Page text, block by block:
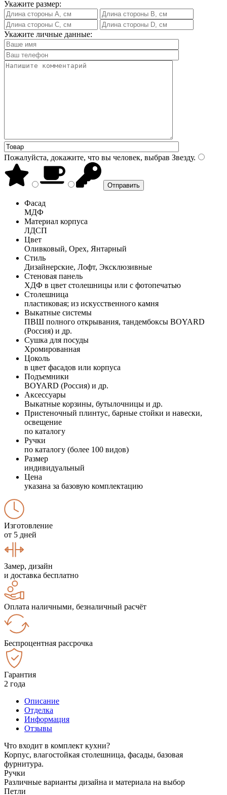
Укажите размер:
Укажите личные данные:
Пожалуйста, докажите, что вы человек, выбрав Звезду.
Фасад
МДФ
Материал корпуса
ЛДСП
Цвет
Оливковый, Орех, Янтарный
Стиль
Дизайнерские, Лофт, Эксклюзивные
Стеновая панель
ХДФ в цвет столешницы или с фотопечатью
Столешница
пластиковая; из искусственного камня
Выкатные системы
ПВШ полного открывания, тандембоксы BOYARD
(Россия) и др.
Сушка для посуды
Хромированная
Цоколь
в цвет фасадов или корпуса
Подъемники
BOYARD (Россия) и др.
Аксессуары
Выкатные корзины, бутылочницы и др.
Пристеночный плинтус, барные стойки и навески,
освещение
по каталогу
Ручки
по каталогу (более 100 видов)
Размер
индивидуальный
Цена
указана за базовую комплектацию
Изготовление
от 5 дней
Замер, дизайн
и доставка бесплатно
Оплата наличными, безналичный расчёт
Беспроцентная рассрочка
Гарантия
2 года
Описание
Отделка
Информация
Отзывы
Что входит в комплект кухни?
Корпус, влагостойкая столешница, фасады, базовая
фурнитура.
Ручки
Различные варианты дизайна и материала на выбор
Петли